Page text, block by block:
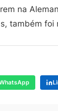
na
também foi